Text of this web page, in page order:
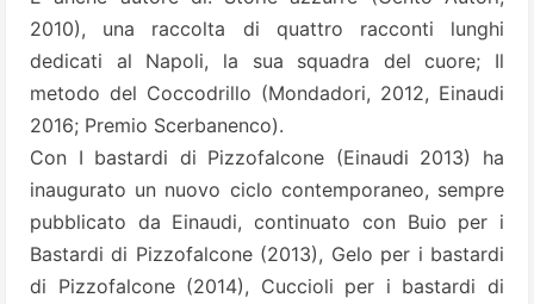
2010), una raccolta di quattro racconti lunghi
dedicati al Napoli, la sua squadra del cuore; Il
metodo del Coccodrillo (Mondadori, 2012, Einaudi
2016; Premio Scerbanenco).
Con I bastardi di Pizzofalcone (Einaudi 2013) ha
inaugurato un nuovo ciclo contemporaneo, sempre
pubblicato da Einaudi, continuato con Buio per i
Bastardi di Pizzofalcone (2013), Gelo per i bastardi
di Pizzofalcone (2014), Cuccioli per i bastardi di